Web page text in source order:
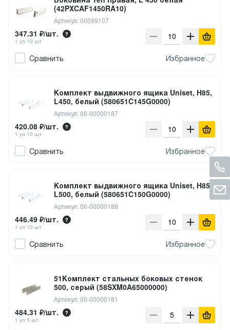
(42PXCAF1450RA10)
Артикул: 00099107
347.31 ₽/шт.
1 уп 10 шт
Сравнить Избранное
Комплект выдвижного ящика Uniset, H85,
L450, белый (580651C145G0000)
Артикул: 00-00000187
420.08 ₽/шт.
1 уп 10 шт
Сравнить Избранное
Комплект выдвижного ящика Uniset, H85,
L500, белый (580651C150G0000)
Артикул: 00-00000188
446.49 ₽/шт.
1 уп 10 шт
Сравнить Избранное
51Комплект стальных боковых стенок
500, серый (58SXM0A65000000)
Артикул: 00-00000181
484.31 ₽/шт.
1 уп 5 шт